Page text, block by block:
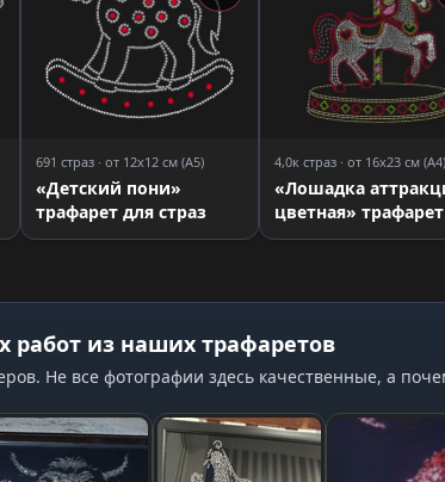
691 страз · от 12x12 см (A5)
«Детский пони»
трафарет для страз
4,0к страз · от 16x23 см (A4)
«Лошадка
цветная» трафарет
страз
работ из наших трафаретов
Не все фотографии здесь качественные, а